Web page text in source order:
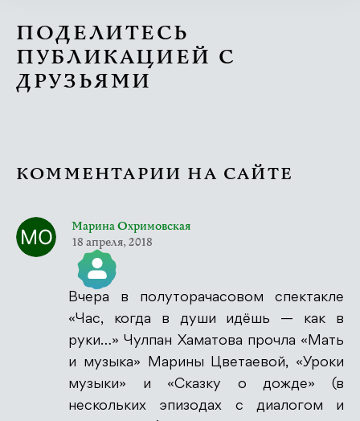
ПОДЕЛИТЕСЬ
ПУБЛИКАЦИЕЙ С
ДРУЗЬЯМИ
КОММЕНТАРИИ НА САЙТЕ
Марина Охримовская
18 апреля, 2018
Значок &quot;Реальный человек&quot;
Антиспам от CleanTalk
Вчера в полуторачасовом спектакле
«Час, когда в души идёшь — как в
руки…» Чулпан Хаматова прочла «Мать
и музыка» Марины Цветаевой, «Уроки
музыки» и «Сказку о дожде» (в
нескольких эпизодах с диалогом и